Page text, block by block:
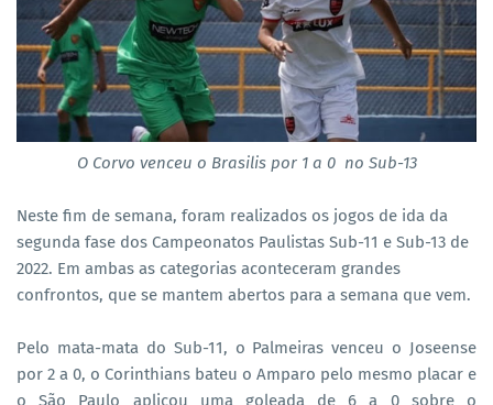
O Corvo venceu o Brasilis por 1 a 0 no Sub-13
Neste fim de semana, foram realizados os jogos de ida da
segunda fase dos Campeonatos Paulistas Sub-11 e Sub-13 de
2022. Em ambas as categorias aconteceram grandes
confrontos, que se mantem abertos para a semana que vem.
Pelo mata-mata do Sub-11, o Palmeiras venceu o Joseense
por 2 a 0, o Corinthians bateu o Amparo pelo mesmo placar e
o São Paulo aplicou uma goleada de 6 a 0 sobre o